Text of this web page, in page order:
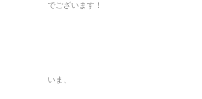
でございます！
いま、